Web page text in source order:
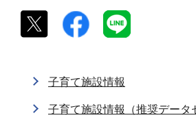
子育て施設情報
子育て施設情報（推奨データ